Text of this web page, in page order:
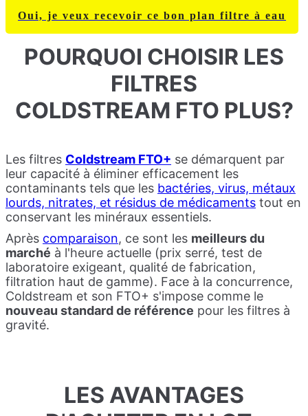
Oui, je veux recevoir ce bon plan filtre à eau
POURQUOI CHOISIR LES
FILTRES
COLDSTREAM FTO PLUS?
Les filtres Coldstream FTO+ se démarquent par
leur capacité à éliminer efficacement les
contaminants tels que les bactéries, virus, métaux
lourds, nitrates, et résidus de médicaments tout en
conservant les minéraux essentiels.
Après comparaison, ce sont les meilleurs du
marché à l'heure actuelle (prix serré, test de
laboratoire exigeant, qualité de fabrication,
filtration haut de gamme). Face à la concurrence,
Coldstream et son FTO+ s'impose comme le
nouveau standard de référence pour les filtres à
gravité.
LES AVANTAGES